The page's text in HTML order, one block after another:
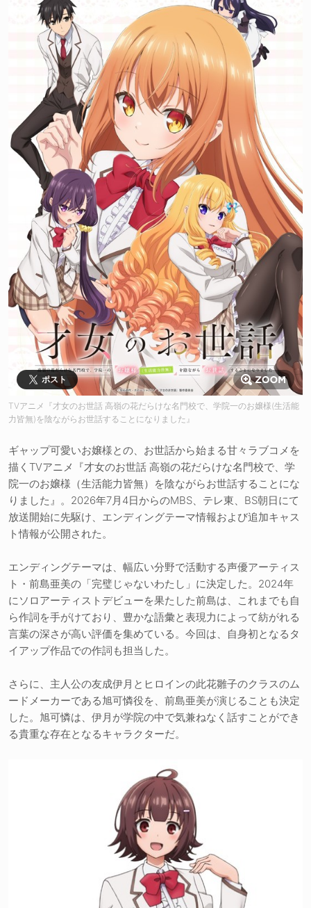
ポスト
TVアニメ『才女のお世話 高嶺の花だらけな名門校で、学院一のお嬢様(生活能
力皆無)を陰ながらお世話することになりました』
ギャップ可愛いお嬢様との、お世話から始まる甘々ラブコメを
描くTVアニメ『才女のお世話 高嶺の花だらけな名門校で、学
院一のお嬢様（生活能力皆無）を陰ながらお世話することにな
りました』。2026年7月4日からのMBS、テレ東、BS朝日にて
放送開始に先駆け、エンディングテーマ情報および追加キャス
ト情報が公開された。
エンディングテーマは、幅広い分野で活動する声優アーティス
ト・前島亜美の「完璧じゃないわたし」に決定した。2024年
にソロアーティストデビューを果たした前島は、これまでも自
ら作詞を手がけており、豊かな語彙と表現力によって紡がれる
言葉の深さが高い評価を集めている。今回は、自身初となるタ
イアップ作品での作詞も担当した。
さらに、主人公の友成伊月とヒロインの此花雛子のクラスのム
ードメーカーである旭可憐役を、前島亜美が演じることも決定
した。旭可憐は、伊月が学院の中で気兼ねなく話すことができ
る貴重な存在となるキャラクターだ。